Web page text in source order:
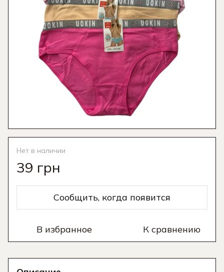
Нет в наличии
39 грн
Сообщить, когда появится
В избранное К сравнению